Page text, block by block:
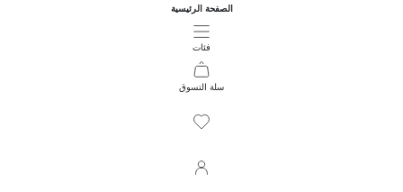
الصفحة الرئيسية
فئات
سلة التسوق
تي شيرت بناتي مطبوع بياقة دائرية فلورنس
تي شيرت مطبوع بياقة دائرية للبنات